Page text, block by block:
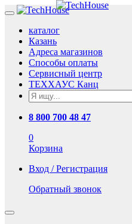
каталог
Казань
Адреса магазинов
Способы оплаты
Сервисный центр
ТЕХХАУС Канц
8 800 700 48 47
0
Корзина
Вход / Регистрация
Обратный звонок